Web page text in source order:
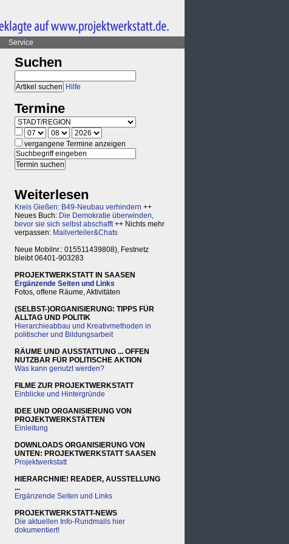
Service
Suchen
Hilfe
Termine
vergangene Termine anzeigen
Weiterlesen
Kreis Gießen: B49-Neubau verhindern ++
Neues Buch: Die Demokratie überwinden,
bevor sie sich selbst abschafft++ Nichts mehr
verpassen: Mailverteiler&Chats
Neue Mobilnr.: 015511439808), Festnetz
bleibt 06401-903283
PROJEKTWERKSTATT IN SAASEN
Ergänzende Seiten und Links
Fotos, offene Räume, Aktivitäten
(SELBST-)ORGANISIERUNG: TIPPS FÜR
ALLTAG UND POLITIK
Hierarchieabbau und Kreativmethoden in
politischer und Bildungsarbeit
RÄUME UND AUSSTATTUNG ... OFFEN
NUTZBAR FÜR POLITISCHE AKTION
Was kann genutzt werden?
FILME ZUR PROJEKTWERKSTATT
Einblicke und Hintergründe
IDEE UND ORGANISIERUNG VON
PROJEKTWERKSTÄTTEN
Einleitung
DOWNLOADS ORGANISIERUNG VON
UNTEN: PROJEKTWERKSTATT SAASEN
Projektwerkstatt
HIERARCHNIE! READER, AUSSTELLUNG
...
Ergänzende Seiten und Links
PROJEKTWERKSTATT-NEWS
Die aktuellen Info-Rundmails hier
dokumentiert!